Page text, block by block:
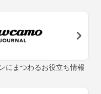
にまつわるお役立ち情報